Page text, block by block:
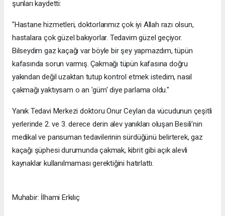
şunları kaydetti:
"Hastane hizmetleri, doktorlarımız çok iyi Allah razı olsun,
hastalara çok güzel bakıyorlar. Tedavim güzel geçiyor.
Bilseydim gaz kaçağı var böyle bir şey yapmazdım, tüpün
kafasında sorun varmış. Çakmağı tüpün kafasına doğru
yakından değil uzaktan tutup kontrol etmek istedim, nasıl
çakmağı yaktıysam o an 'güm' diye parlama oldu."
Yanık Tedavi Merkezi doktoru Onur Ceylan da vücudunun çeşitli
yerlerinde 2. ve 3. derece derin alev yanıkları oluşan Besili'nin
medikal ve pansuman tedavilerinin sürdüğünü belirterek, gaz
kaçağı şüphesi durumunda çakmak, kibrit gibi açık alevli
kaynaklar kullanılmaması gerektiğini hatırlattı.
Muhabir: İlhami Erkılıç